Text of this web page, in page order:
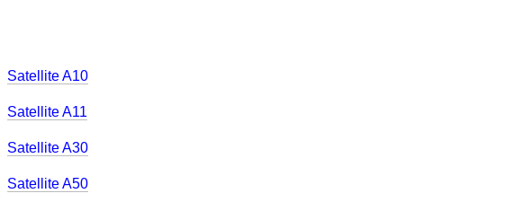
Satellite A10
Satellite A11
Satellite A30
Satellite A50